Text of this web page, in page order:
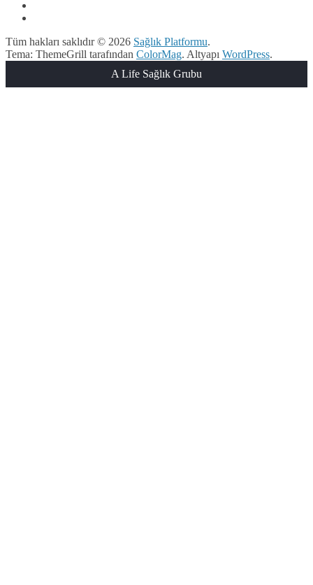
Tüm hakları saklıdır © 2026 Sağlık Platformu.
Tema: ThemeGrill tarafından ColorMag. Altyapı WordPress.
A Life Sağlık Grubu